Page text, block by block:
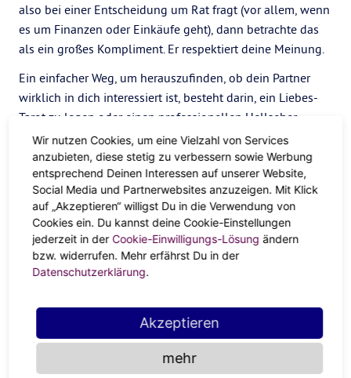
also bei einer Entscheidung um Rat fragt (vor allem, wenn
es um Finanzen oder Einkäufe geht), dann betrachte das
als ein großes Kompliment. Er respektiert deine Meinung.
Ein einfacher Weg, um herauszufinden, ob dein Partner
wirklich in dich interessiert ist, besteht darin, ein Liebes-
Tarot zu legen oder einen professionellen Hellseher
aufzusuchen.
Er versucht dich zu beeindrucken
Stiermenschen, die vom zweiten Haus, dem Haus des
Reichtums und der Werte, beherrscht werden, legen Wert
auf die Dinge, die sie gut aussehen lassen (oder „wertvoll“
erscheinen). Wenn ein Stier dich mag, versucht er
vielleicht, dich mit dem, was er zu bieten hat, zu
Ein oberflächlicher Stier-Mann kann dies tun, indem er mit
Geld prahlt, dir sein ausdrucksstarkes Auto zeigt oder dir
Dinge kauft. Andere Stier-Männer versuchen vielleicht,
Wir nutzen Cookies, um eine Vielzahl von Services
anzubieten, diese stetig zu verbessern sowie Werbung
entsprechend Deinen Interessen auf unserer Website,
Social Media und Partnerwebsites anzuzeigen. Mit Klick
auf „Akzeptieren“ willigst Du in die Verwendung von
Cookies ein. Du kannst deine Cookie-Einstellungen
jederzeit in der Cookie-Einwilligungs-Lösung ändern
bzw. widerrufen. Mehr erfährst Du in der
Datenschutzerklärung.
Akzeptieren
mehr